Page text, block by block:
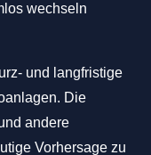
wechseln
und langfristige
Die
andere
Vorhersage zu